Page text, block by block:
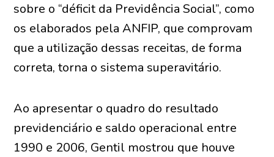
sobre o “déficit da Previdência Social”, como
os elaborados pela ANFIP, que comprovam
que a utilização dessas receitas, de forma
correta, torna o sistema superavitário.
Ao apresentar o quadro do resultado
previdenciário e saldo operacional entre
1990 e 2006, Gentil mostrou que houve